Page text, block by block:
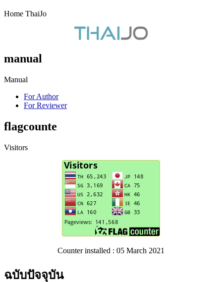
Home ThaiJo
manual
Manual
For Author
For Reviewer
flagcounte
Visitors
Counter installed : 05 March 2021
ฉบับปัจจุบัน